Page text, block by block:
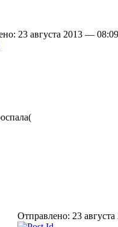
23 августа 2013 — 08:09
Отправлено: 23